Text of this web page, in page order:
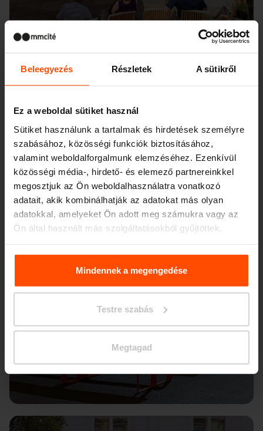
Beleegyezés Részletek A sütikről
Ez a weboldal sütiket használ
Sütiket használunk a tartalmak és hirdetések személyre
szabásához, közösségi funkciók biztosításához,
valamint weboldalforgalmunk elemzéséhez. Ezenkívül
közösségi média-, hirdető- és elemező partnereinkkel
megosztjuk az Ön weboldalhasználatra vonatkozó
adatait, akik kombinálhatják az adatokat más olyan
adatokkal, amelyeket Ön adott meg számukra vagy az
Ön által használt más szolgáltatásokból gyűjtöttek.
További információért kérjük, látogasson el aPrinciples
Relating to the Processing. Personal Data
Mindennek a megengedése
Testre szabás
Megtagad
Seattle – Popup park